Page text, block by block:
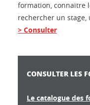
formation, connaitre
rechercher un stage,
> Consulter
CONSULTER LES
Le catalogue des